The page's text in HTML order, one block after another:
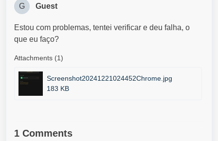
G Guest
Estou com problemas, tentei verificar e deu falha, o
que eu faço?
Attachments (1)
Screenshot20241221024452Chrome.jpg
183 KB
1 Comments